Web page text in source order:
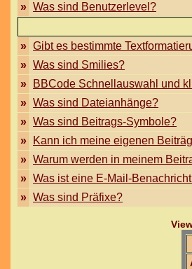
» Was sind Benutzerlevel?
» Gibt es bestimmte
» Was sind Smilies?
»
BBCode Schnellauswahl und
» Was sind Dateianhänge?
» Was sind Beitrags-Symbole?
»
Kann ich meine eigenen
» Warum werden in meinem
» Was ist eine E-Mail-
» Was sind Präfixe?